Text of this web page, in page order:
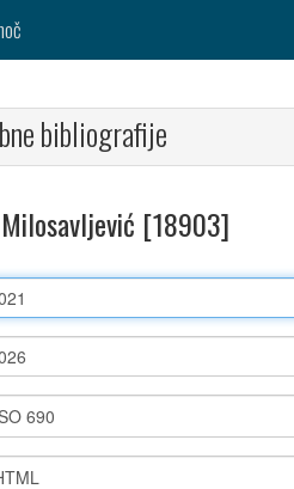
bibliografije
[18903]